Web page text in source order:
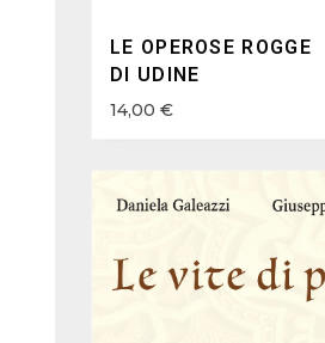
LE OPEROSE ROGGE
DI UDINE
14,00 €